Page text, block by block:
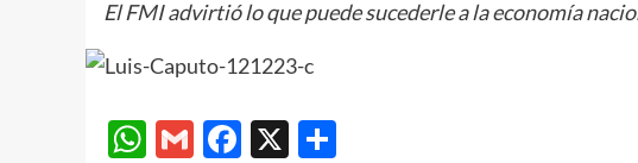
El FMI advirtió lo que puede sucederle a la economía
WhatsApp
GmailFacebook
X